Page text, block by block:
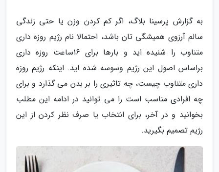
به گزارش پرسینا بلاگ، اگر کم کردن وزن یا حتی زندگی
سالم آرزوی همیشگی تان باشد، احتمالا نام رژیم روزه داری
متناوب را شنیده اید و بارها برای 16ساعت روزه داری
براساس اصول این رژیم وسوسه شده اید. اینکه رژیم روزه
داری متناوب چیست، چه تاثیری را بر بدن می گذارد و برای
چه افرادی مناسب است را می توانید در ادامه این مطلب
بخوانید و در آخر، برای انتخاب یا صرف نظر کردن از این
رژیم تصمیم بگیرید.